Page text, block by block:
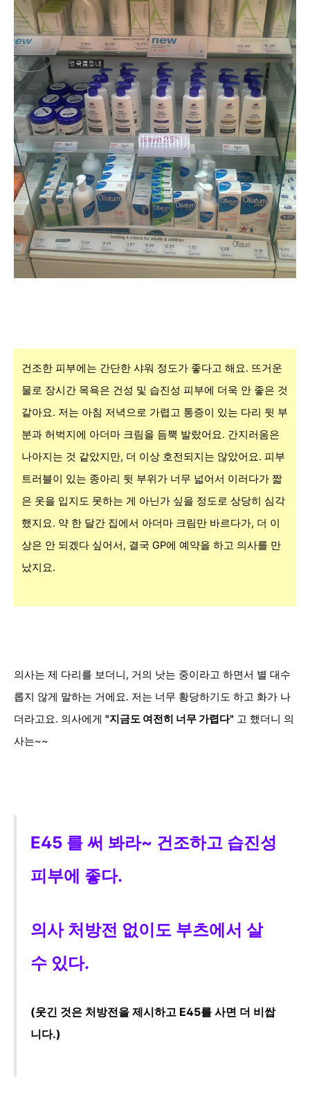
건조한 피부에는 간단한 샤워 정도가 좋다고 해요. 뜨거운
물로 장시간 목욕은 건성 및 습진성 피부에 더욱 안 좋은 것
같아요. 저는 아침 저녁으로 가렵고 통증이 있는 다리 뒷 부
분과 허벅지에 아더마 크림을 듬뿍 발랐어요. 간지러움은
나아지는 것 같았지만, 더 이상 호전되지는 않았어요. 피부
트러블이 있는 종아리 뒷 부위가 너무 넓어서 이러다가 짧
은 옷을 입지도 못하는 게 아닌가 싶을 정도로 상당히 심각
했지요. 약 한 달간 집에서 아더마 크림만 바르다가, 더 이
상은 안 되겠다 싶어서, 결국 GP에 예약을 하고 의사를 만
났지요.
의사는 제 다리를 보더니, 거의 낫는 중이라고 하면서 별 대수
롭지 않게 말하는 거에요. 저는 너무 황당하기도 하고 화가 나
더라고요. 의사에게 "지금도 여전히 너무 가렵다" 고 했더니 의
사는~~
E45 를 써 봐라~ 건조하고 습진성
피부에 좋다.
의사 처방전 없이도 부츠에서 살
수 있다.
(웃긴 것은 처방전을 제시하고 E45를 사면 더 비쌉
니다.)